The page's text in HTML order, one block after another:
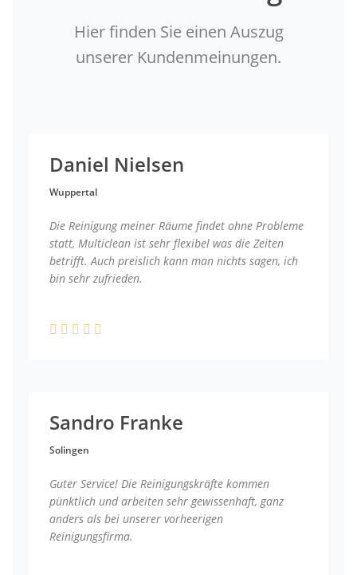
Hier finden Sie einen Auszug
unserer Kundenmeinungen.
Daniel Nielsen
Wuppertal
Die Reinigung meiner Räume findet ohne Probleme
statt, Multiclean ist sehr flexibel was die Zeiten
betrifft. Auch preislich kann man nichts sagen, ich
bin sehr zufrieden.
Sandro Franke
Solingen
Guter Service! Die Reinigungskräfte kommen
pünktlich und arbeiten sehr gewissenhaft, ganz
anders als bei unserer vorheerigen
Reinigungsfirma.